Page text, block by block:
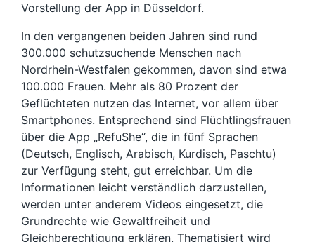
Vorstellung der App in Düsseldorf.
In den vergangenen beiden Jahren sind rund
300.000 schutzsuchende Menschen nach
Nordrhein-Westfalen gekommen, davon sind etwa
100.000 Frauen. Mehr als 80 Prozent der
Geflüchteten nutzen das Internet, vor allem über
Smartphones. Entsprechend sind Flüchtlingsfrauen
über die App „RefuShe“, die in fünf Sprachen
(Deutsch, Englisch, Arabisch, Kurdisch, Paschtu)
zur Verfügung steht, gut erreichbar. Um die
Informationen leicht verständlich darzustellen,
werden unter anderem Videos eingesetzt, die
Grundrechte wie Gewaltfreiheit und
Gleichberechtigung erklären. Thematisiert wird